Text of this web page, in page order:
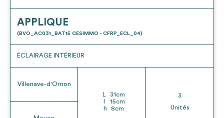
APPLIQUE
(BVO_AC031_BAT15 CESIMMO - CFRP_ECL_04)
ÉCLAIRAGE INTÉRIEUR
Villenave-d'Ornon
L 31cm
15cm
h
8cm
3
Unités